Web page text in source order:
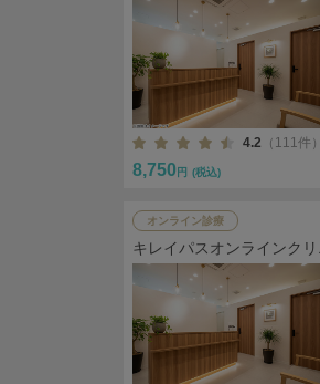
4.2 （111件）
8,750 円 (税込)
オンライン診療
キレイパスオンラインクリ